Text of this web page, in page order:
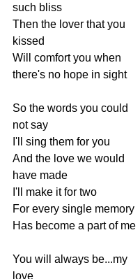
such bliss
Then the lover that you
kissed
Will
comfort you when
there's no hope in sight
So the words you could
not say
I'll
sing them for you
And the love we would
have made
I'll
make it for two
For every single memory
Has become a part of me
You will always be...my
love